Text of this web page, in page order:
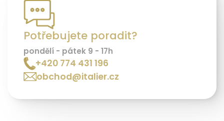
Potřebujete poradit?
pondělí - pátek 9 - 17h
+420 774 431 196
obchod@italier.cz